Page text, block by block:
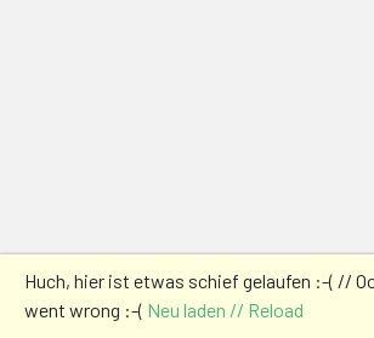
Huch, hier ist etwas schief gelaufen :-( //
went wrong :-( Neu laden // Reload